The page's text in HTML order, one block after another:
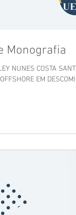
Monografia
NUNES COSTA
EM